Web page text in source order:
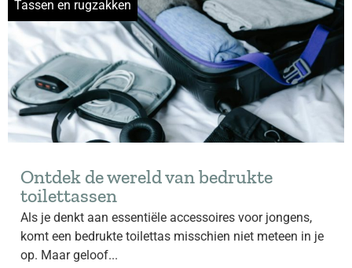
Tassen en rugzakken
Ontdek de wereld van bedrukte
toilettassen
Als je denkt aan essentiële accessoires voor jongens,
komt een bedrukte toilettas misschien niet meteen in je
op. Maar geloof...